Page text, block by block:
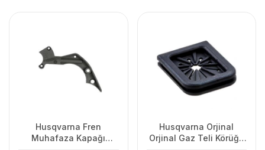
Husqvarna Fren
Muhafaza Kapağı
Husqvarna Orjinal
Orjinal Gaz Teli Körüğü